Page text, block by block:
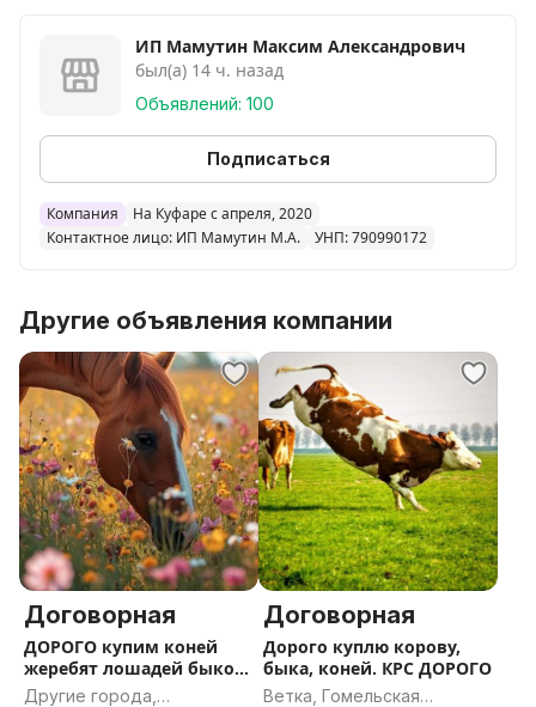
ИП Мамутин Максим Александрович
был(а) 14 ч. назад
Объявлений: 100
Подписаться
Компания
На Куфаре с апреля, 2020
Контактное лицо: ИП Мамутин М.А.
УНП: 790990172
Другие объявления компании
Договорная
ДОРОГО купим коней
жеребят лошадей быков
коров КРС
Другие города,
Договорная
Дорого куплю корову,
быка, коней. КРС ДОРОГО
Ветка, Гомельская